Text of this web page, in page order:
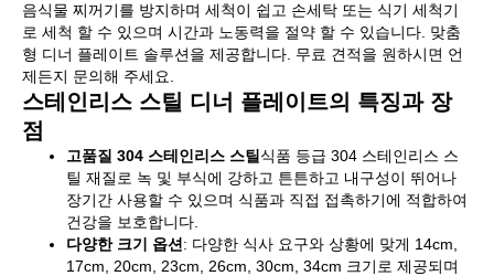
음식물 찌꺼기를 방지하며 세척이 쉽고 손세탁 또는 식기 세척기
로 세척 할 수 있으며 시간과 노동력을 절약 할 수 있습니다. 맞춤
형 디너 플레이트 솔루션을 제공합니다. 무료 견적을 원하시면 언
제든지 문의해 주세요.
스테인리스 스틸 디너 플레이트의 특징과 장
점
고품질 304 스테인리스 스틸 식품 등급 304 스테인리스 스
틸 재질로 녹 및 부식에 강하고 튼튼하고 내구성이 뛰어나
장기간 사용할 수 있으며 식품과 직접 접촉하기에 적합하여
건강을 보호합니다.
다양한 크기 옵션 : 다양한 식사 요구와 상황에 맞게 14cm,
17cm, 20cm, 23cm, 26cm, 30cm, 34cm 크기로 제공되며